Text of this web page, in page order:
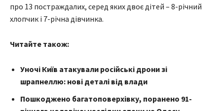
про 13 постраждалих, серед яких двоє дітей – 8-річний
хлопчик і 7-річна дівчинка.
Читайте також:
Уночі Київ атакували російські дрони зі
шрапнеллю: нові деталі від влади
Пошкоджено багатоповерхівку, поранено 91-